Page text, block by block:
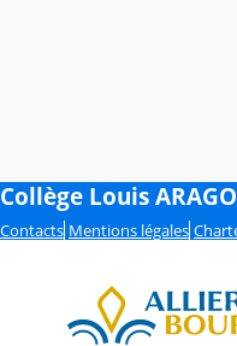
Collège Louis
Contacts Mentions légales